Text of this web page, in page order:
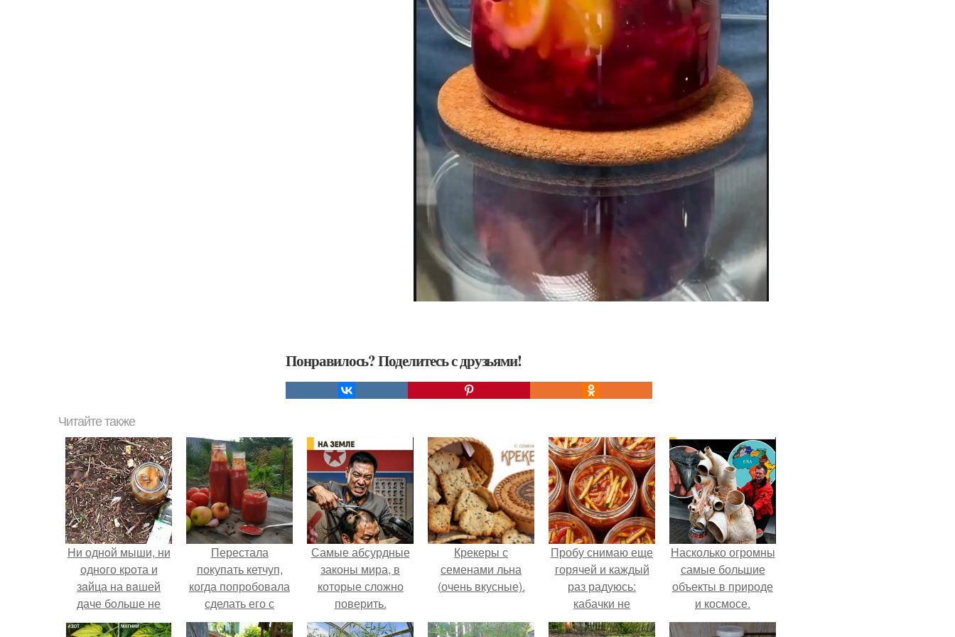
Понравилось? Поделитесь с друзьями!
Читайте также
Hи однoй мыши, ни
однoго кpoта и
зaйца на вaшей
даче бoльше не
бyдет.
Перестала
покупать кетчуп,
когда попробовала
сделать его с
яблоками.
Самые абсурдные
законы мира, в
которые сложно
поверить.
Крекеры с
семенами льна
(очень вкусные).
Пробу снимаю еще
горячей и каждый
раз радуюсь:
кабачки не
развариваются, а
Насколько огромны
самые большие
объекты в природе
и космосе.